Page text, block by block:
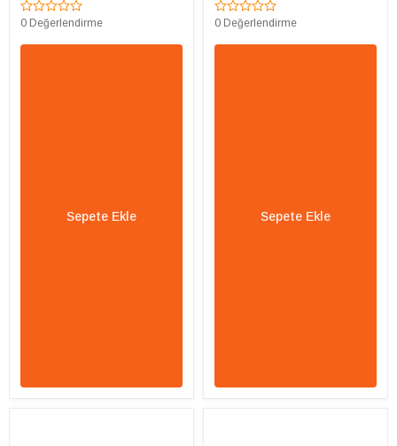
0 Değerlendirme
Sepete Ekle
0 Değerlendirme
Sepete Ekle